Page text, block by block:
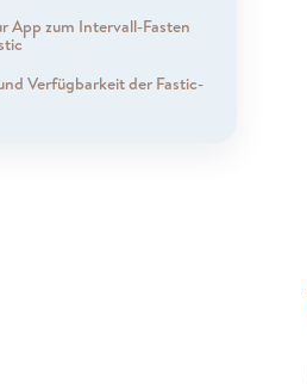
App zum Intervall-Fasten
Verfügbarkeit der Fastic-